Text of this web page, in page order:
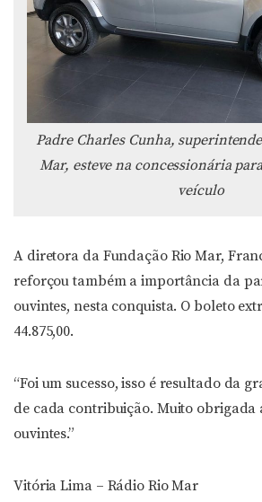
Padre Charles Cunha,
Mar, esteve na concessionária
veículo
A diretora da Fundação Rio Mar,
reforçou também a importância da
ouvintes, nesta conquista. O boleto
44.875,00.
“Foi um sucesso, isso é resultado da
de cada contribuição. Muito obrigada
ouvintes.”
Vitória Lima – Rádio Rio Mar